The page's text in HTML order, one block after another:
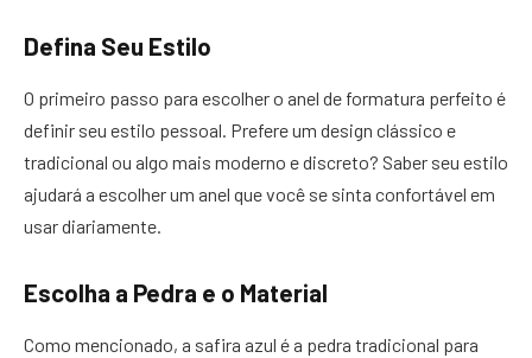
Defina Seu Estilo
O primeiro passo para escolher o anel de formatura perfeito é
definir seu estilo pessoal. Prefere um design clássico e
tradicional ou algo mais moderno e discreto? Saber seu estilo
ajudará a escolher um anel que você se sinta confortável em
usar diariamente.
Escolha a Pedra e o Material
Como mencionado, a safira azul é a pedra tradicional para